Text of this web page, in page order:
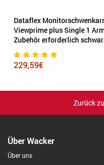
Dataflex
Viewprime plus Single 1
Zubehör erforderlich
229,59€
Zurück
Über Wacker
Über uns